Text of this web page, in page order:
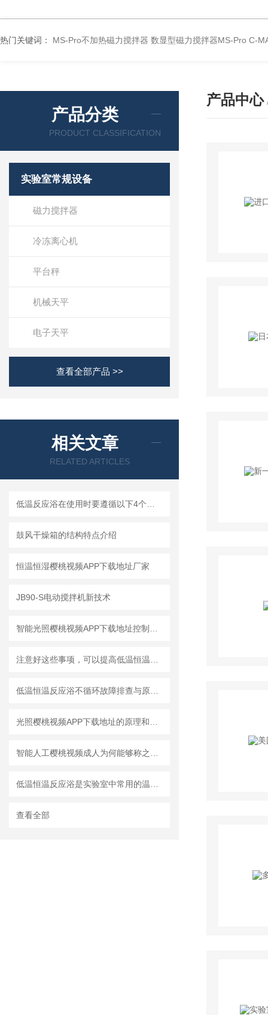
热门关键词： MS-Pro不加热磁力搅拌器 数显型磁力搅拌器MS-Pro C-
产品分类
PRODUCT CLASSIFICATION
实验室常规设备
磁力搅拌器
冷冻离心机
平台秤
机械天平
电子天平
查看全部产品 >>
相关文章
RELATED ARTICLES
鼓风干燥箱的结构特点介绍
恒温恒湿樱桃视频APP下载地址厂家
JB90-S电动搅拌机新技术
查看全部
产品中心